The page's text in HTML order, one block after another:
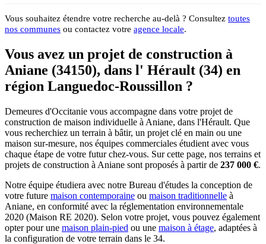
Vous souhaitez étendre votre recherche au-delà ? Consultez toutes
nos communes ou contactez votre agence locale.
Vous avez un projet de construction à
Aniane (34150), dans l' Hérault (34) en
région Languedoc-Roussillon ?
Demeures d'Occitanie vous accompagne dans votre projet de
construction de maison individuelle à Aniane, dans l'Hérault. Que
vous recherchiez un terrain à bâtir, un projet clé en main ou une
maison sur-mesure, nos équipes commerciales étudient avec vous
chaque étape de votre futur chez-vous. Sur cette page, nos terrains et
projets de construction à Aniane sont proposés à partir de 237 000 €.
Notre équipe étudiera avec notre Bureau d'études la conception de
votre future maison contemporaine ou maison traditionnelle à
Aniane, en conformité avec la réglementation environnementale
2020 (Maison RE 2020). Selon votre projet, vous pouvez également
opter pour une maison plain-pied ou une maison à étage, adaptées à
la configuration de votre terrain dans le 34.